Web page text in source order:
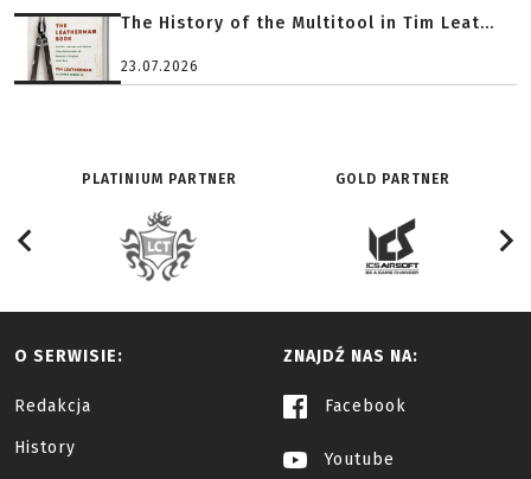
The History of the Multitool in Tim Leat...
23.07.2026
PLATINIUM PARTNER GOLD PARTNER
O SERWISIE:
Redakcja
History
ZNAJDŹ NAS NA:
Facebook
Youtube